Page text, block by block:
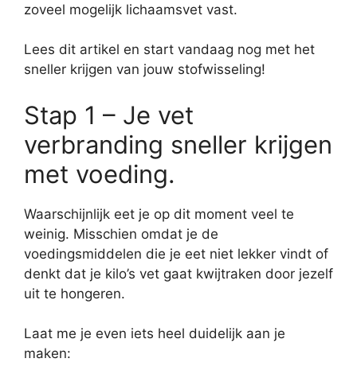
zoveel mogelijk lichaamsvet vast.
Lees dit artikel en start vandaag nog met het
sneller krijgen van jouw stofwisseling!
Stap 1 – Je vet
verbranding sneller krijgen
met voeding.
Waarschijnlijk eet je op dit moment veel te
weinig. Misschien omdat je de
voedingsmiddelen die je eet niet lekker vindt of
denkt dat je kilo’s vet gaat kwijtraken door jezelf
uit te hongeren.
Laat me je even iets heel duidelijk aan je
maken: